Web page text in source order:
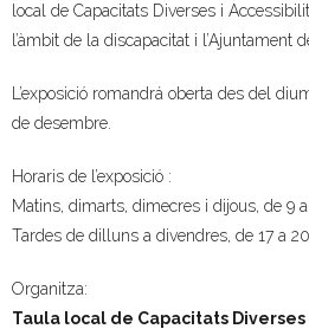
- Muntatges presentats
- Nova Jazz Cava
- Festival Jazz Terrassa
Música clàssica i coral
- Cor Montserrat
local de Capacitats Diverses i
l’àmbit de la discapacitat i l’Ajuntament
L’exposició romandrá oberta des del
de desembre.
Horaris de l’exposició :
Matins, dimarts, dimecres i dijous, de 9
Tardes de dilluns a divendres, de 17 a
Organitza:
Taula local de Capacitats